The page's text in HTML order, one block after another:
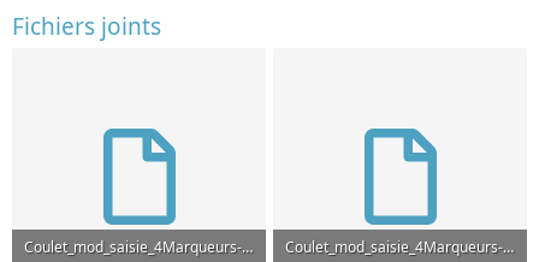
Fichiers joints
Coulet_mod_saisie_4Marqueurs-3.grf
Coulet_mod_saisie_4Marqueurs-4.grf